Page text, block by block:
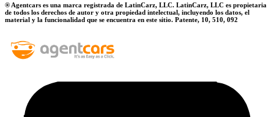
® Agentcars es una marca registrada de LatinCarz, LLC. LatinCarz, LLC es propietaria
de todos los derechos de autor y otra propiedad intelectual, incluyendo los datos, el
material y la funcionalidad que se encuentra en este sitio. Patente, 10, 510, 092